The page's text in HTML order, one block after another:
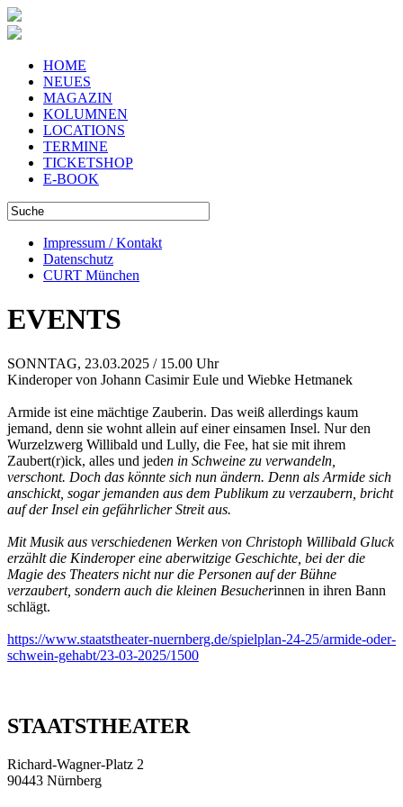
HOME
NEUES
MAGAZIN
KOLUMNEN
LOCATIONS
TERMINE
TICKETSHOP
E-BOOK
Impressum / Kontakt
Datenschutz
CURT München
EVENTS
SONNTAG, 23.03.2025 / 15.00 Uhr
Kinderoper von Johann Casimir Eule und Wiebke Hetmanek
Armide ist eine mächtige Zauberin. Das weiß allerdings kaum
jemand, denn sie wohnt allein auf einer einsamen Insel. Nur den
Wurzelzwerg Willibald und Lully, die Fee, hat sie mit ihrem
Zaubert(r)ick, alles und jeden in Schweine zu verwandeln,
verschont. Doch das könnte sich nun ändern. Denn als Armide sich
anschickt, sogar jemanden aus dem Publikum zu verzaubern, bricht
auf der Insel ein gefährlicher Streit aus.
Mit Musik aus verschiedenen Werken von Christoph Willibald Gluck
erzählt die Kinderoper eine aberwitzige Geschichte, bei der die
Magie des Theaters nicht nur die Personen auf der Bühne
verzaubert, sondern auch die kleinen Besucherinnen in ihren Bann
schlägt.
https://www.staatstheater-nuernberg.de/spielplan-24-25/armide-oder-
schwein-gehabt/23-03-2025/1500
STAATSTHEATER
Richard-Wagner-Platz 2
90443 Nürnberg